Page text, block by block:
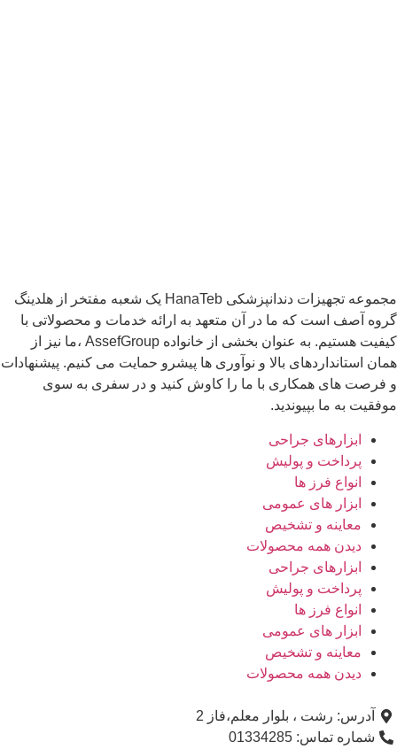
مجموعه تجهیزات دندانپزشکی HanaTeb یک شعبه مفتخر از هلدینگ
گروه آصف است که ما در آن متعهد به ارائه خدمات و محصولاتی با
کیفیت هستیم. به عنوان بخشی از خانواده AssefGroup ،ما نیز از
همان استانداردهای بالا و نوآوری ها پیشرو حمایت می کنیم. پیشنهادات
و فرصت های همکاری با ما را کاوش کنید و در سفری به سوی
موفقیت به ما بپیوندید.
ابزارهای جراحی
پرداخت و پولیش
انواع فرز ها
ابزار های عمومی
معاینه و تشخیص
دیدن همه محصولات
ابزارهای جراحی
پرداخت و پولیش
انواع فرز ها
ابزار های عمومی
معاینه و تشخیص
دیدن همه محصولات
آدرس: رشت ، بلوار معلم،فاز 2
شماره تماس: 01334285